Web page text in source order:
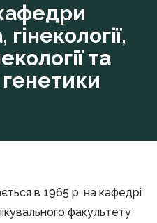
та
в 1965 р. на кафедрі
факультету